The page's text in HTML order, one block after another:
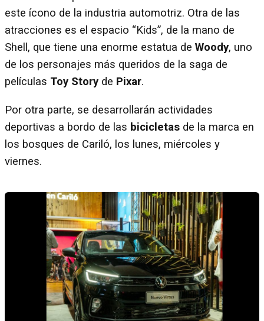
este ícono de la industria automotriz. Otra de las
atracciones es el espacio “Kids”, de la mano de
Shell, que tiene una enorme estatua de Woody, uno
de los personajes más queridos de la saga de
películas Toy Story de Pixar.
Por otra parte, se desarrollarán actividades
deportivas a bordo de las bicicletas de la marca en
los bosques de Cariló, los lunes, miércoles y
viernes.